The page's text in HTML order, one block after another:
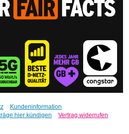
Kundeninformation
hier kündigen
Vertrag widerrufen